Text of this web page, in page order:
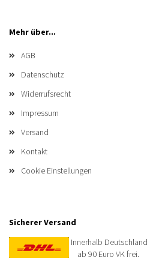
Mehr über...
AGB
Datenschutz
Widerrufsrecht
Impressum
Versand
Kontakt
Cookie Einstellungen
Sicherer Versand
Innerhalb Deutschland
ab 90 Euro VK frei.